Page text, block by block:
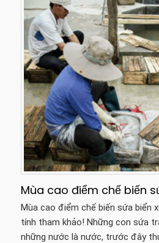
Mùa cao điểm chế biến
Mùa cao điểm chế biến sứa biển
tính tham khảo! Những con sứa
những nước là nước, trước đây